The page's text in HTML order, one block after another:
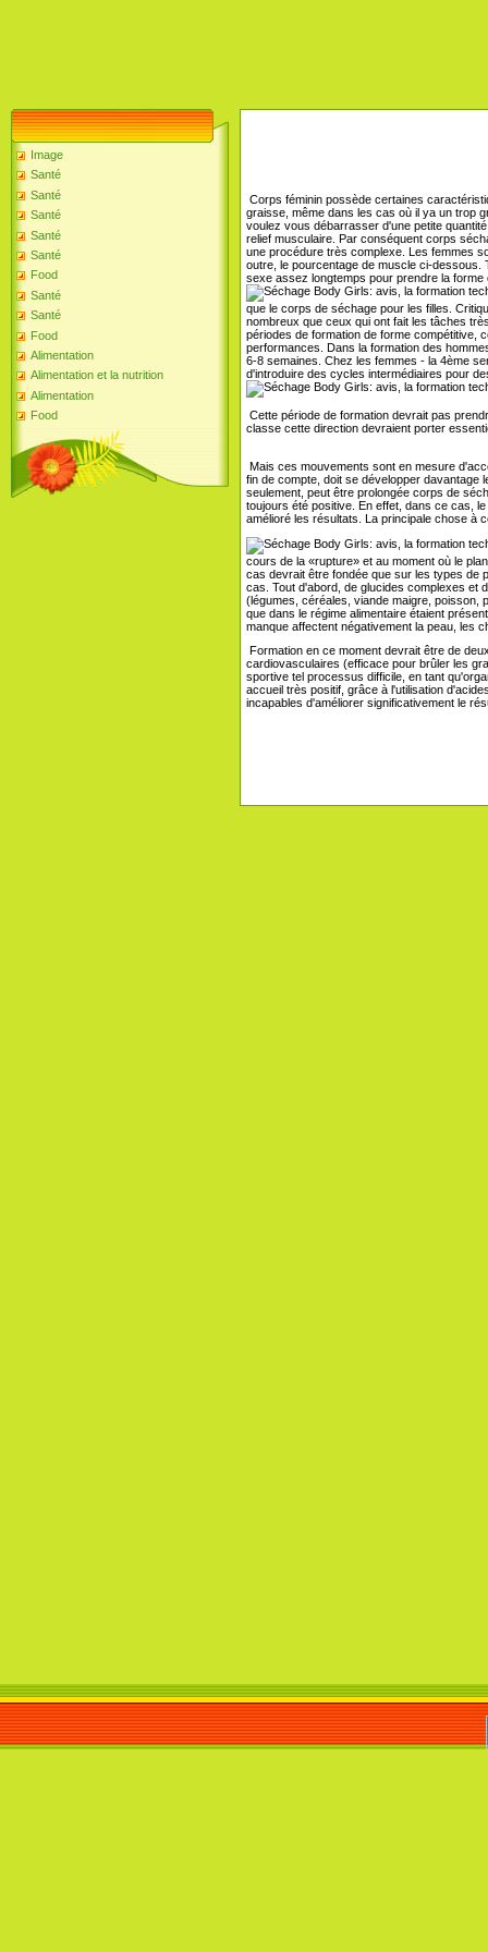
Image
Santé
Santé
Santé
Santé
Santé
Food
Santé
Santé
Food
Alimentation
Alimentation et la nutrition
Alimentation
Food
Corps féminin possède certaines
graisse, même dans les cas où il ya un trop
voulez vous débarrasser d'une petite
relief musculaire. Par conséquent corps
une procédure très complexe. Les femmes
outre, le pourcentage de muscle ci-dessous.
sexe assez longtemps pour prendre la forme
que le corps de séchage pour les filles.
nombreux que ceux qui ont fait les tâches
périodes de formation de forme compétitive,
performances. Dans la formation des
6-8 semaines. Chez les femmes - la 4ème
d'introduire des cycles intermédiaires pour
Cette période de formation devrait pas
classe cette direction devraient porter
Mais ces mouvements sont en mesure
fin de compte, doit se développer davantage
seulement, peut être prolongée corps de
toujours été positive. En effet, dans ce cas,
amélioré les résultats. La principale chose à
cours de la «rupture» et au moment où le
cas devrait être fondée que sur les types de
cas. Tout d'abord, de glucides complexes et
(légumes, céréales, viande maigre, poisson,
que dans le régime alimentaire étaient
manque affectent négativement la peau, les
Formation en ce moment devrait être de
cardiovasculaires (efficace pour brûler les
sportive tel processus difficile, en tant
accueil très positif, grâce à l'utilisation
incapables d'améliorer significativement le